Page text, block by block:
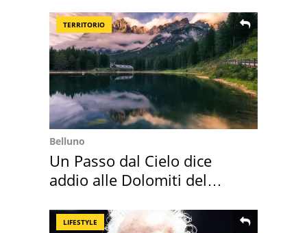
TERRITORIO
Belluno
Un Passo dal Cielo dice
addio alle Dolomiti del
LIFESTYLE